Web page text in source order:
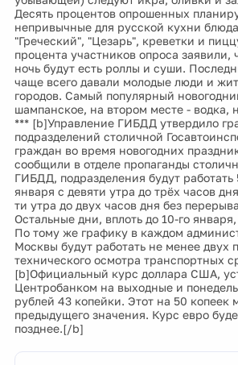
Десять процентов опрошенных
непривычные для русской кухни
"Греческий", "Цезарь", креветки и
процента участников опроса заявили,
ночь будут есть роллы и суши.
чаще всего давали молодые люди и
городов. Самый популярный
шампанское, на втором месте - водка,
*** [b]Управление ГИБДД утвердило
подразделений столичной
граждан во время новогодних
сообщили в отделе пропаганды
ГИБДД, подразделения будут работать
января с девяти утра до трёх часов
ти утра до двух часов дня без
Остальные дни, вплоть до 10-го
По тому же графику в каждом
Москвы будут работать не менее двух
технического осмотра транспортных
[b]Официальный курс доллара США,
Центробанком на выходные и
рублей 43 копейки. Этот на 50 копеек
предыдущего значения. Курс евро
позднее.[/b]